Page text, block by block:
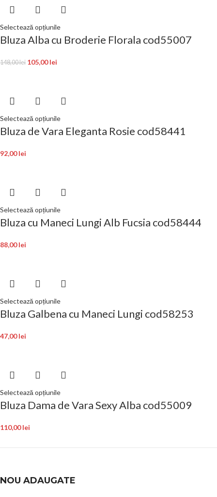
Selectează opțiunile
Bluza Alba cu Broderie Florala cod55007
148,00lei 105,00lei
Selectează opțiunile
Bluza de Vara Eleganta Rosie cod58441
92,00lei
Selectează opțiunile
Bluza cu Maneci Lungi Alb Fucsia cod58444
88,00lei
Selectează opțiunile
Bluza Galbena cu Maneci Lungi cod58253
47,00lei
Selectează opțiunile
Bluza Dama de Vara Sexy Alba cod55009
110,00lei
NOU ADAUGATE